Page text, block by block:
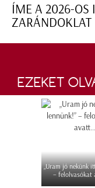
ÍME A 2026-OS
ZARÁNDOKLAT
EZEKET
„Uram jó nekünk
– felolvasókat